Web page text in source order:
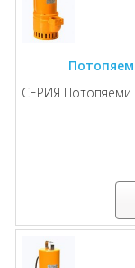
СЕРИЯ Потопяеми